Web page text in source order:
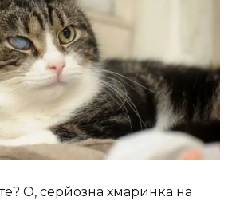
О, серйозна хмаринка на